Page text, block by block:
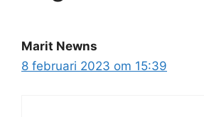
Marit Newns
8 februari 2023 om 15:39